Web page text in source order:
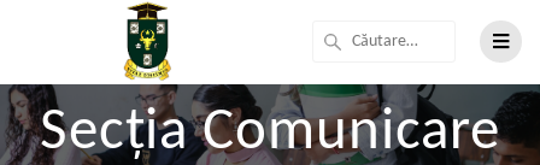
Secția Comunicare